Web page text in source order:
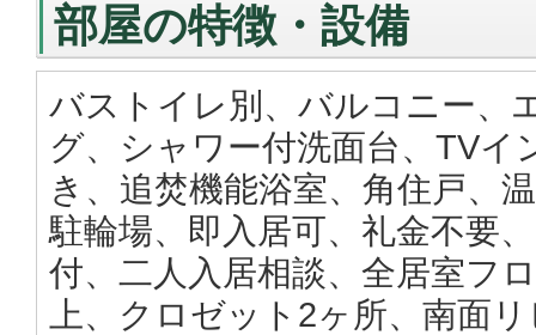
部屋の特徴・設備
バストイレ別、バルコニー、
グ、シャワー付洗面台、TV
き、追焚機能浴室、角住戸、
駐輪場、即入居可、礼金不要
付、二人入居相談、全居室フ
上、クロゼット2ヶ所、南面